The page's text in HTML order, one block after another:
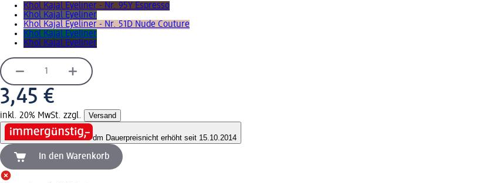
Khol Kajal Eyeliner - Nr. 95Y Espresso
Khol Kajal Eyeliner
Khol Kajal Eyeliner - Nr. 51D Nude Couture
Khol Kajal Eyeliner
Khol Kajal Eyeliner
3,45 €
inkl. 20% MwSt. zzgl. Versand
dm Dauerpreisnicht erhöht seit 15.10.2014
In den Warenkorb